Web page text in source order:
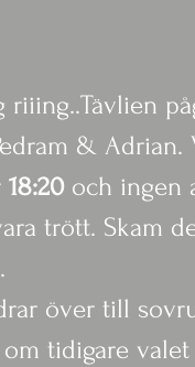
riiing..Tävlien
& Adrian.
18:20 och ingen
trött. Skam
över till
tidigare